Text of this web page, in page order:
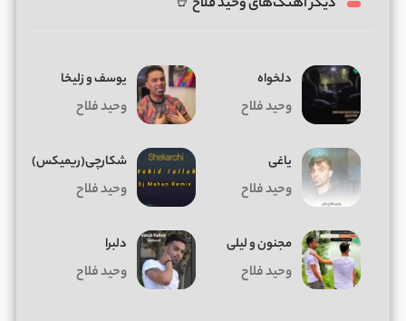
دلخواه
وحید فلاح
یوسف و زلیخا
وحید فلاح
یاغی
وحید فلاح
شکارچی(ریمیکس)
وحید فلاح
مجنون و لیلی
وحید فلاح
دلبرا
وحید فلاح